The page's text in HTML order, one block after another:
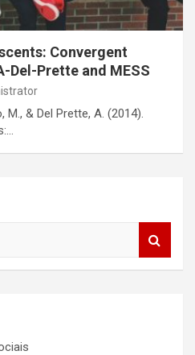
Convergent
Del-Prette and MESS
M., & Del Prette, A. (2014).